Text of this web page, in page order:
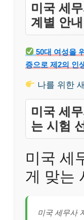
미국 세
계별 안내
50대 여성을
증으로 제2의 인
나를 위한
미국 세
는 시험
미국 세
게 맞는
미국 세무사